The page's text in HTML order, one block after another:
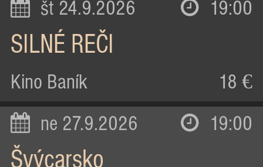
št 24.9.2026 19:00
SILNÉ REČI
Kino Baník 18 €
ne 27.9.2026 19:00
Švýcarsko